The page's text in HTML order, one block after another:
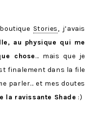
Stories, j’avais
au physique qui me
chose… mais que je
finalement dans la file
parler… et mes doutes
la ravissante Shade :)